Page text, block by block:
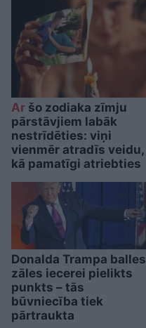
Ar šo zodiaka zīmju
pārstāvjiem labāk
nestrīdēties: viņi
vienmēr atradīs veidu,
kā pamatīgi atriebties
Donalda Trampa balles
zāles iecerei pielikts
punkts – tās
būvniecība tiek
pārtraukta